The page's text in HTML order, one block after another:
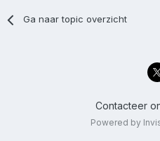
Ga naar topic overzicht
Contacteer
Powered by